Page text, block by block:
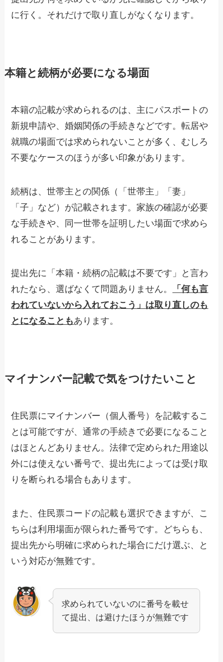
に行く。それだけで取り直しがなくなります。
本籍と続柄が必要になる場面
本籍の記載が求められるのは、主にパスポートの
新規申請や、婚姻関係の手続きなどです。転居や
就職の場面では求められないことが多く、むしろ
不要なケースのほうが多い印象があります。
続柄は、世帯主との関係（「世帯主」「妻」
「子」など）が記載されます。家族の確認が必要
な手続きや、同一世帯を証明したい場面で求めら
れることがあります。
提出先に「本籍・続柄の記載は不要です」と言わ
れたなら、選ばなくて問題ありません。
「何も言
われていないから入れておこう」は取り直しのも
とになることもあります。
マイナンバー記載で気をつけたいこと
住民票にマイナンバー（個人番号）を記載するこ
とは可能ですが、通常の手続きで必要になること
はほとんどありません。法律で定められた用途以
外には使えない番号で、提出先によっては受け取
りを断られる場合もあります。
また、住民票コードの記載も選択できますが、こ
ちらは利用場面が限られた番号です。どちらも、
提出先から明確に求められた場合にだけ選ぶ、と
いう対応が無難です。
求められていないのに番号を載せ
て提出、は避けたほうが無難です